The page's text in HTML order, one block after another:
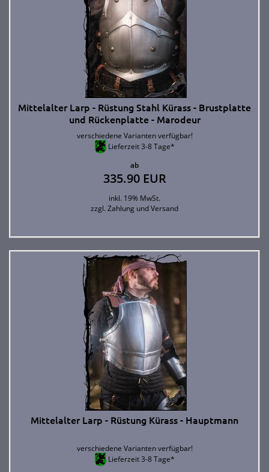
Mittelalter Larp - Rüstung Stahl Kürass - Brustplatte
und Rückenplatte - Marodeur
verschiedene Varianten verfügbar!
Lieferzeit 3-8 Tage*
ab
335.90 EUR
inkl. 19% MwSt.
zzgl.Zahlung und Versand
Mittelalter Larp - Rüstung Kürass - Hauptmann
verschiedene Varianten verfügbar!
Lieferzeit 3-8 Tage*